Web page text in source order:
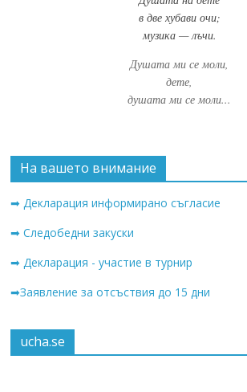
в две хубави очи;
музика — лъчи.
Душата ми се моли,
дете,
душата ми се моли...
На вашето внимание
➡ Декларация информирано съгласие
➡ Следобедни закуски
➡ Декларация - участие в турнир
➡Заявление за отсъствия до 15 дни
ucha.se